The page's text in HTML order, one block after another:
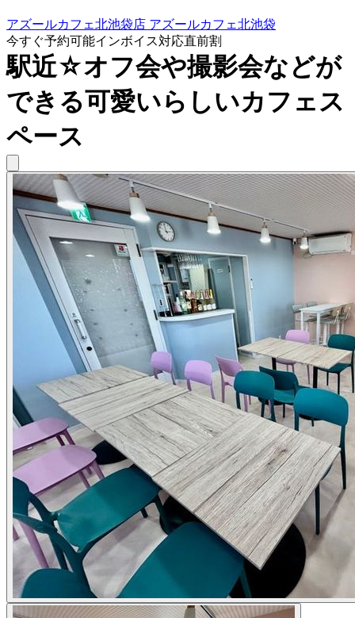
アズールカフェ北池袋店 アズールカフェ北池袋
今すぐ予約可能インボイス対応直前割
駅近☆オフ会や撮影会などが
できる可愛いらしいカフェス
ペース